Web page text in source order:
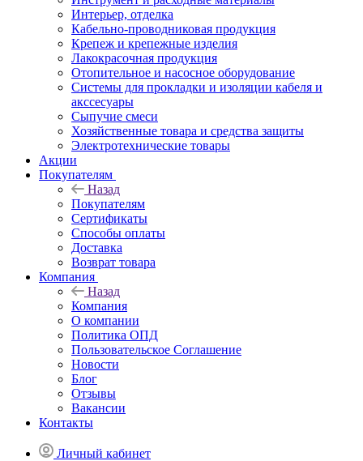
Интерьер, отделка
Кабельно-проводниковая продукция
Крепеж и крепежные изделия
Лакокрасочная продукция
Отопительное и насосное оборудование
Системы для прокладки и изоляции кабеля и
акссесуары
Сыпучие смеси
Хозяйственные товара и средства защиты
Электротехнические товары
Акции
Покупателям
Назад
Покупателям
Сертификаты
Способы оплаты
Доставка
Возврат товара
Компания
Назад
Компания
О компании
Политика ОПД
Пользовательское Соглашение
Новости
Блог
Отзывы
Вакансии
Контакты
Личный кабинет